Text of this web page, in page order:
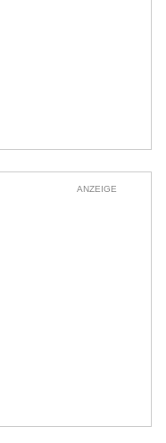
ANZEIGE